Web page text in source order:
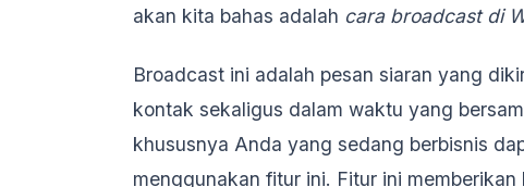
akan kita bahas adalah cara broadcast di
Broadcast ini adalah pesan siaran yang
kontak sekaligus dalam waktu yang
khususnya Anda yang sedang berbisnis
menggunakan fitur ini. Fitur ini